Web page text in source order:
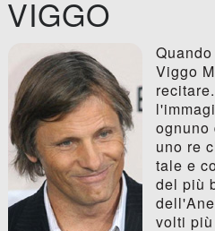
VIGGO
Viggo
ognuno
uno re
tale e
del più
volti